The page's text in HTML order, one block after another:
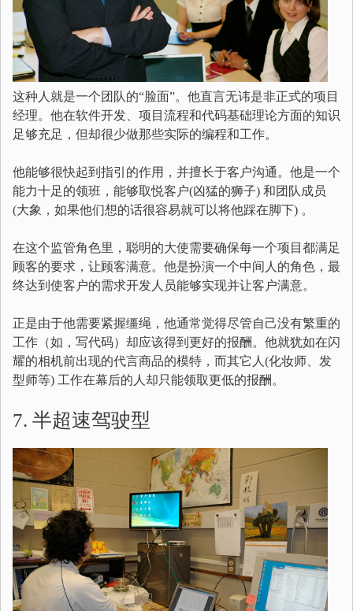
这种人就是一个团队的“脸面”。他直言无讳是非正式的项目
经理。他在软件开发、项目流程和代码基础理论方面的知识
足够充足，但却很少做那些实际的编程和工作。
他能够很快起到指引的作用，并擅长于客户沟通。他是一个
能力十足的领班，能够取悦客户(凶猛的狮子) 和团队成员
(大象，如果他们想的话很容易就可以将他踩在脚下) 。
在这个监管角色里，聪明的大使需要确保每一个项目都满足
顾客的要求，让顾客满意。他是扮演一个中间人的角色，最
终达到使客户的需求开发人员能够实现并让客户满意。
正是由于他需要紧握缰绳，他通常觉得尽管自己没有繁重的
工作（如，写代码）却应该得到更好的报酬。他就犹如在闪
耀的相机前出现的代言商品的模特，而其它人(化妆师、发
型师等) 工作在幕后的人却只能领取更低的报酬。
7. 半超速驾驶型